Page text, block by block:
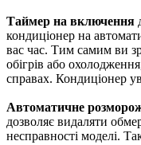
Таймер на включення
кондиціонер на
вас час. Тим самим ви
обігрів або
справах. Кондиціонер
Автоматичне
дозволяє видаляти
несправності моделі.